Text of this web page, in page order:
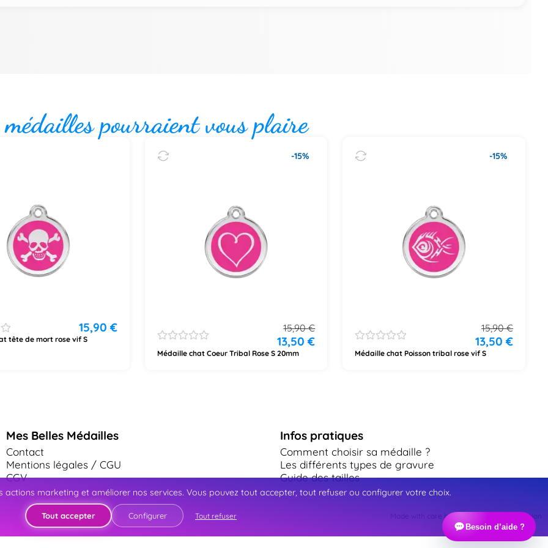
médailles pourraient vous plaire
15,90 €
tête de mort rose vif S
-15%
15,90€
13,50€
Médaille chat Coeur Tribal Rose S 20mm
-15%
15,90€
13,50€
Médaille chat Poisson tribal rose vif S
Mes Belles Médailles
Contact
Mentions légales / CGU
CGV
Infos pratiques
Comment choisir sa médaille ?
Les différents types de gravure
Guide des tailles
Made with care by Webinart Communication
Besoin d’aide ?
actions marketing et améliorer nos services. Vous pouvez tout accepter, tout refuser ou configurer votre choix.
Tout accepter Configurer Tout refuser